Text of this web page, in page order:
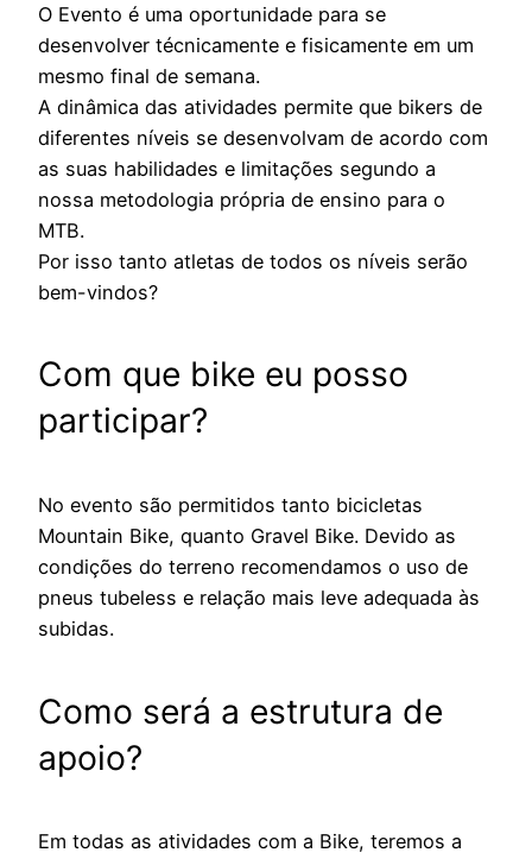
O Evento é uma oportunidade para se
desenvolver técnicamente e fisicamente em um
mesmo final de semana.
A dinâmica das atividades permite que bikers de
diferentes níveis se desenvolvam de acordo com
as suas habilidades e limitações segundo a
nossa metodologia própria de ensino para o
MTB.
Por isso tanto atletas de todos os níveis serão
bem-vindos?
Com que bike eu posso
participar?
No evento são permitidos tanto bicicletas
Mountain Bike, quanto Gravel Bike. Devido as
condições do terreno recomendamos o uso de
pneus tubeless e relação mais leve adequada às
subidas.
Como será a estrutura de
apoio?
Em todas as atividades com a Bike, teremos a